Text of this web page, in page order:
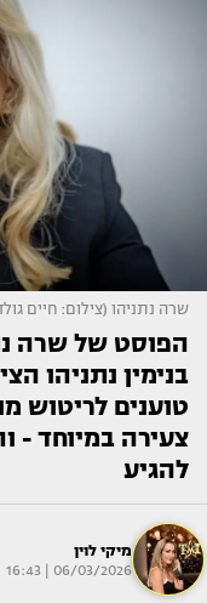
שרה נתניהו (צילום: חיים
הפוסט של שרה
בנימין נתניהו
טוענים לריטוש
צעירה במיוחד -
להגיע
מיקי לוין
06/03/2026 | 16:43